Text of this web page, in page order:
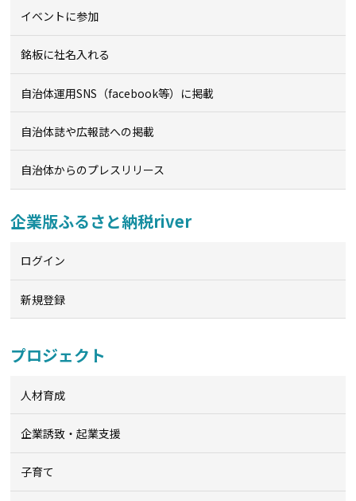
イベントに参加
銘板に社名入れる
自治体運用SNS（facebook等）に掲載
自治体誌や広報誌への掲載
自治体からのプレスリリース
企業版ふるさと納税river
ログイン
新規登録
プロジェクト
人材育成
企業誘致・起業支援
子育て